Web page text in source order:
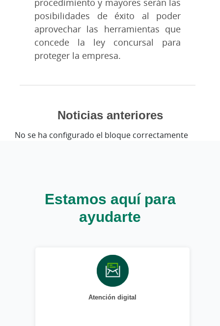
procedimiento y mayores serán las
posibilidades de éxito al poder
aprovechar las herramientas que
concede la ley concursal para
proteger la empresa.
Noticias anteriores
No se ha configurado el bloque correctamente
Estamos aquí para
ayudarte
Atención digital